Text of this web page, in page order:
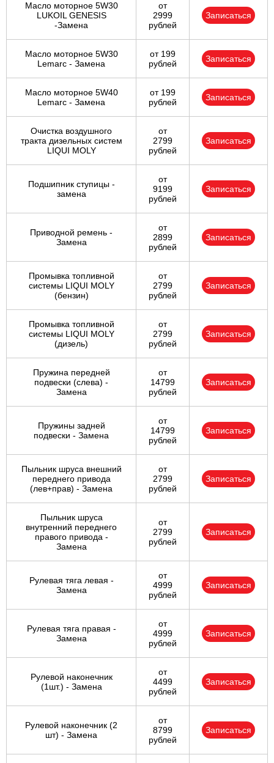
Масло моторное 5W30
LUKOIL GENESIS
-Замена
от
2999
рублей
Записаться
Масло моторное 5W30
Lemarc - Замена
от 199
рублей
Записаться
Масло моторное 5W40
Lemarc - Замена
от 199
рублей
Записаться
Очистка воздушного
тракта дизельных систем
LIQUI MOLY
от
2799
рублей
Записаться
Подшипник ступицы -
замена
от
9199
рублей
Записаться
Приводной ремень -
Замена
от
2899
рублей
Записаться
Промывка топливной
системы LIQUI MOLY
(бензин)
от
2799
рублей
Записаться
Промывка топливной
системы LIQUI MOLY
(дизель)
от
2799
рублей
Записаться
Пружина передней
подвески (слева) -
Замена
от
14799
рублей
Записаться
Пружины задней
подвески - Замена
от
14799
рублей
Записаться
Пыльник шруса внешний
переднего привода
(лев+прав) - Замена
от
2799
рублей
Записаться
Пыльник шруса
внутренний переднего
правого привода -
Замена
от
2799
рублей
Записаться
Рулевая тяга левая -
Замена
от
4999
рублей
Записаться
Рулевая тяга правая -
Замена
от
4999
рублей
Записаться
Рулевой наконечник
(1шт.) - Замена
от
4499
рублей
Записаться
Рулевой наконечник (2
шт) - Замена
от
8799
рублей
Записаться